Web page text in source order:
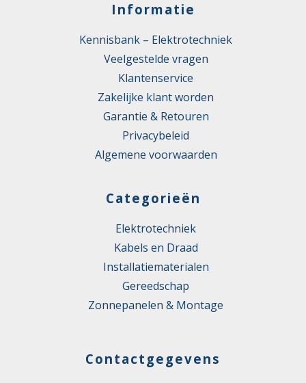
Informatie
Kennisbank – Elektrotechniek
Veelgestelde vragen
Klantenservice
Zakelijke klant worden
Garantie & Retouren
Privacybeleid
Algemene voorwaarden
Categorieën
Elektrotechniek
Kabels en Draad
Installatiematerialen
Gereedschap
Zonnepanelen & Montage
Contactgegevens